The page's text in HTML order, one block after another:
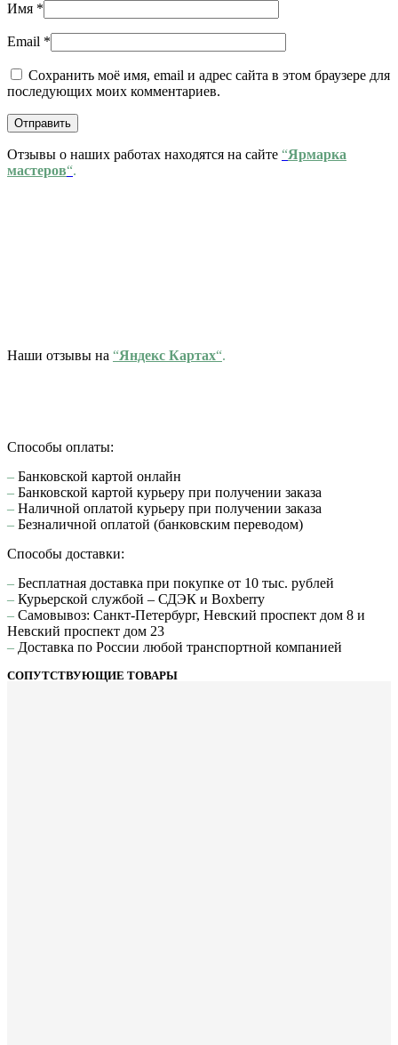
Имя *
Email *
Сохранить моё имя, email и адрес сайта в этом браузере для
последующих моих комментариев.
Отзывы о наших работах находятся на сайте “Ярмарка
мастеров“.
Наши отзывы на “Яндекс Картах“.
Способы оплаты:
– Банковской картой онлайн
– Банковской картой курьеру при получении заказа
– Наличной оплатой курьеру при получении заказа
– Безналичной оплатой (банковским переводом)
Способы доставки:
– Бесплатная доставка при покупке от 10 тыс. рублей
– Курьерской службой – СДЭК и Boxberry
– Самовывоз: Санкт-Петербург, Невский проспект дом 8 и
Невский проспект дом 23
– Доставка по России любой транспортной компанией
СОПУТСТВУЮЩИЕ ТОВАРЫ